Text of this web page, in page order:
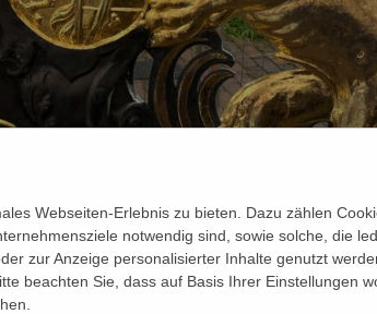
Bild: Frau BelemannSmit
Webseiten-Erlebnis zu bieten. Dazu zählen
notwendig sind, sowie solche, die
zur Anzeige personalisierter Inhalte genutzt
beachten Sie, dass auf Basis Ihrer Einstellungen